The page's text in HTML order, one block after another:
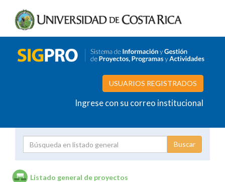
USUARIOS REGISTRADOS
Ingrese con su correo institucional
Listado general de proyectos